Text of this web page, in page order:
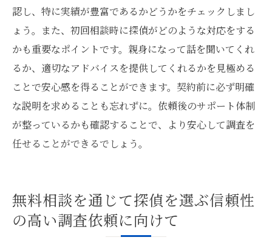
認し、特に実績が豊富であるかどうかをチェックしまし
ょう。また、初回相談時に探偵がどのような対応をする
かも重要なポイントです。親身になって話を聞いてくれ
るか、適切なアドバイスを提供してくれるかを見極める
ことで安心感を得ることができます。契約前に必ず明確
な説明を求めることも忘れずに。依頼後のサポート体制
が整っているかも確認することで、より安心して調査を
任せることができるでしょう。
無料相談を通じて探偵を選ぶ信頼性
の高い調査依頼に向けて